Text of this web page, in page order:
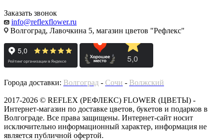
Заказать звонок
info@reflexflower.ru
Волгоград, Лавочкина 5, магазин цветов "Рефлекс"
Города доставки: Волгоград - Сочи - Волжский
2017-2026 © REFLEX (РЕФЛЕКС) FLOWER (ЦВЕТЫ) -
Интернет-магазин по доставке цветов, букетов и подарков в
Волгограде. Все права защищены. Интернет-сайт носит
исключительно информационный характер, информация не
является публичной офертой.